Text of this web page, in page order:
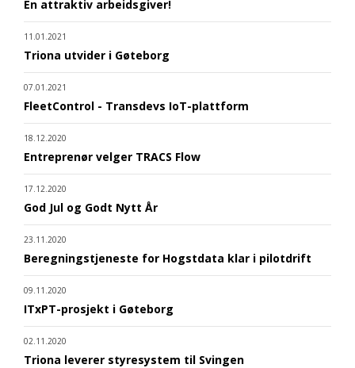
En attraktiv arbeidsgiver!
11.01.2021
Triona utvider i Gøteborg
07.01.2021
FleetControl - Transdevs IoT-plattform
18.12.2020
Entreprenør velger TRACS Flow
17.12.2020
God Jul og Godt Nytt År
23.11.2020
Beregningstjeneste for Hogstdata klar i pilotdrift
09.11.2020
ITxPT-prosjekt i Gøteborg
02.11.2020
Triona leverer styresystem til Svingen